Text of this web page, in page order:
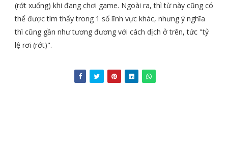
(rớt xuống) khi đang chơi game. Ngoài ra, thì từ này cũng có
thể được tìm thấy trong 1 số lĩnh vực khác, nhưng ý nghĩa
thì cũng gần như tương đương với cách dịch ở trên, tức "tỷ
lệ rơi (rớt)".